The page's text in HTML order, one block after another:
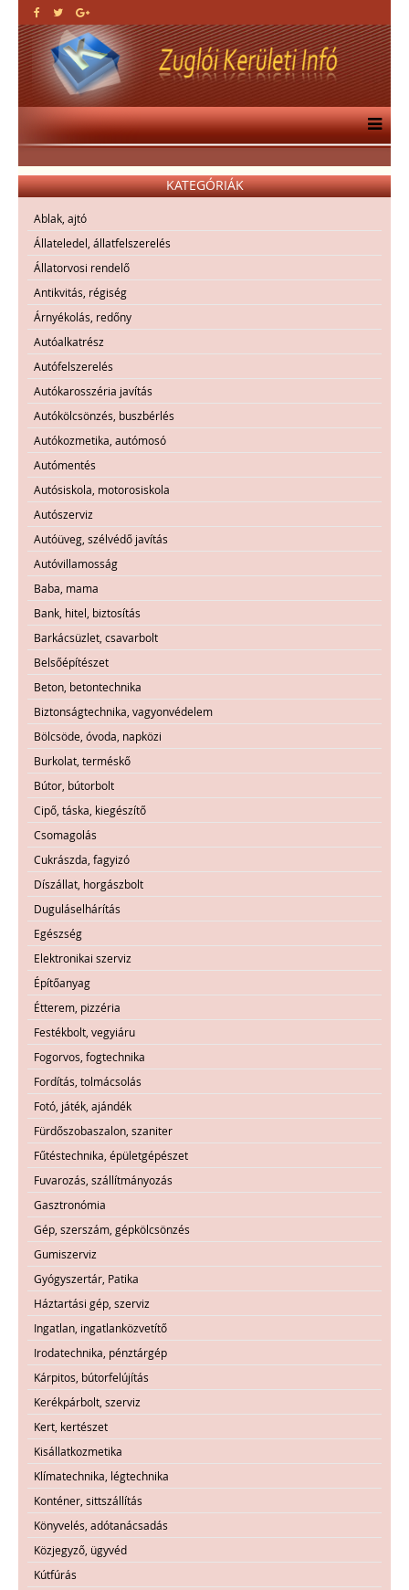
KATEGÓRIÁK
Ablak, ajtó
Állateledel, állatfelszerelés
Állatorvosi rendelő
Antikvitás, régiség
Árnyékolás, redőny
Autóalkatrész
Autófelszerelés
Autókarosszéria javítás
Autókölcsönzés, buszbérlés
Autókozmetika, autómosó
Autómentés
Autósiskola, motorosiskola
Autószerviz
Autóüveg, szélvédő javítás
Autóvillamosság
Baba, mama
Bank, hitel, biztosítás
Barkácsüzlet, csavarbolt
Belsőépítészet
Beton, betontechnika
Biztonságtechnika, vagyonvédelem
Bölcsöde, óvoda, napközi
Burkolat, terméskő
Bútor, bútorbolt
Cipő, táska, kiegészítő
Csomagolás
Cukrászda, fagyizó
Díszállat, horgászbolt
Duguláselhárítás
Egészség
Elektronikai szerviz
Építőanyag
Étterem, pizzéria
Festékbolt, vegyiáru
Fogorvos, fogtechnika
Fordítás, tolmácsolás
Fotó, játék, ajándék
Fürdőszobaszalon, szaniter
Fűtéstechnika, épületgépészet
Fuvarozás, szállítmányozás
Gasztronómia
Gép, szerszám, gépkölcsönzés
Gumiszerviz
Gyógyszertár, Patika
Háztartási gép, szerviz
Ingatlan, ingatlanközvetítő
Irodatechnika, pénztárgép
Kárpitos, bútorfelújítás
Kerékpárbolt, szerviz
Kert, kertészet
Kisállatkozmetika
Klímatechnika, légtechnika
Konténer, sittszállítás
Könyvelés, adótanácsadás
Közjegyző, ügyvéd
Kútfúrás